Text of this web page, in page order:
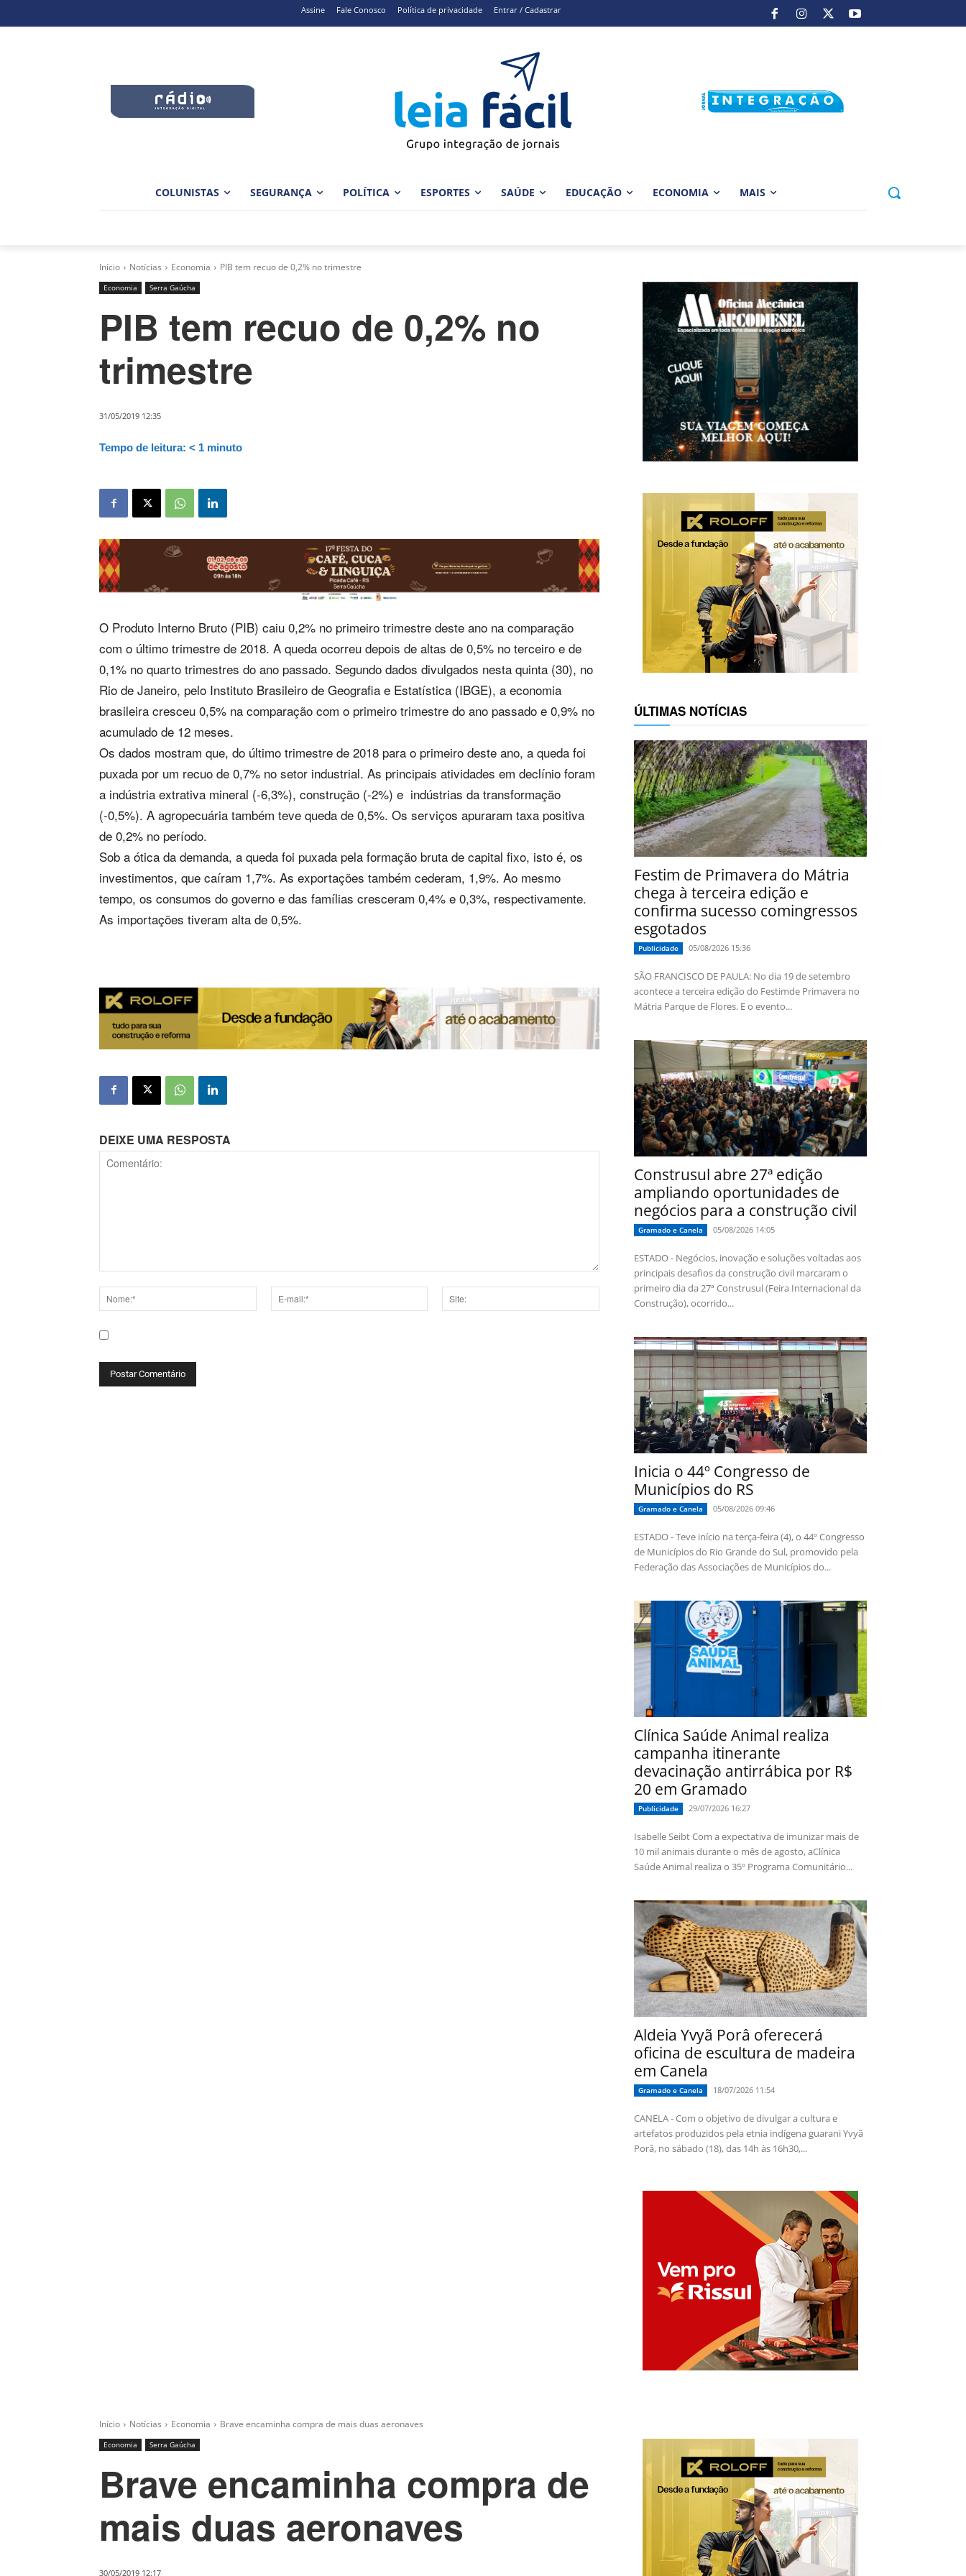
Assine Fale Conosco Política de privacidade Entrar / Cadastrar
COLUNISTAS SEGURANÇA POLÍTICA ESPORTES SAÚDE EDUCAÇÃO ECONOMIA MAIS
Início Notícias Economia PIB tem recuo de 0,2% no trimestre
Economia Serra Gaúcha
PIB tem recuo de 0,2% no
trimestre
31/05/2019 12:35
Tempo de leitura: < 1 minuto
O Produto Interno Bruto (PIB) caiu 0,2% no primeiro trimestre deste ano na comparação
com o último trimestre de 2018. A queda ocorreu depois de altas de 0,5% no terceiro e de
0,1% no quarto trimestres do ano passado. Segundo dados divulgados nesta quinta (30), no
Rio de Janeiro, pelo Instituto Brasileiro de Geografia e Estatística (IBGE), a economia
brasileira cresceu 0,5% na comparação com o primeiro trimestre do ano passado e 0,9% no
acumulado de 12 meses.
Os dados mostram que, do último trimestre de 2018 para o primeiro deste ano, a queda foi
puxada por um recuo de 0,7% no setor industrial. As principais atividades em declínio foram
a indústria extrativa mineral (-6,3%), construção (-2%) e indústrias da transformação
(-0,5%). A agropecuária também teve queda de 0,5%. Os serviços apuraram taxa positiva
de 0,2% no período.
Sob a ótica da demanda, a queda foi puxada pela formação bruta de capital fixo, isto é, os
investimentos, que caíram 1,7%. As exportações também cederam, 1,9%. Ao mesmo
tempo, os consumos do governo e das famílias cresceram 0,4% e 0,3%, respectivamente.
As importações tiveram alta de 0,5%.
DEIXE UMA RESPOSTA
ÚLTIMAS NOTÍCIAS
Festim de Primavera do Mátria
chega à terceira edição e
confirma sucesso comingressos
esgotados
Publicidade 05/08/2026 15:36
SÃO FRANCISCO DE PAULA: No dia 19 de setembro
acontece a terceira edição do Festimde Primavera no
Mátria Parque de Flores. E o evento...
Construsul abre 27ª edição
ampliando oportunidades de
negócios para a construção civil
Gramado e Canela 05/08/2026 14:05
ESTADO - Negócios, inovação e soluções voltadas aos
principais desafios da construção civil marcaram o
primeiro dia da 27ª Construsul (Feira Internacional da
Construção), ocorrido...
Inicia o 44º Congresso de
Municípios do RS
Gramado e Canela 05/08/2026 09:46
ESTADO - Teve início na terça-feira (4), o 44º Congresso
de Municípios do Rio Grande do Sul, promovido pela
Federação das Associações de Municípios do...
Clínica Saúde Animal realiza
campanha itinerante
devacinação antirrábica por R$
20 em Gramado
Publicidade 29/07/2026 16:27
Isabelle Seibt Com a expectativa de imunizar mais de
10 mil animais durante o mês de agosto, aClínica
Saúde Animal realiza o 35º Programa Comunitário...
Aldeia Yvyã Porâ oferecerá
oficina de escultura de madeira
em Canela
Gramado e Canela 18/07/2026 11:54
CANELA - Com o objetivo de divulgar a cultura e
artefatos produzidos pela etnia indígena guarani Yvyã
Porâ, no sábado (18), das 14h às 16h30,...